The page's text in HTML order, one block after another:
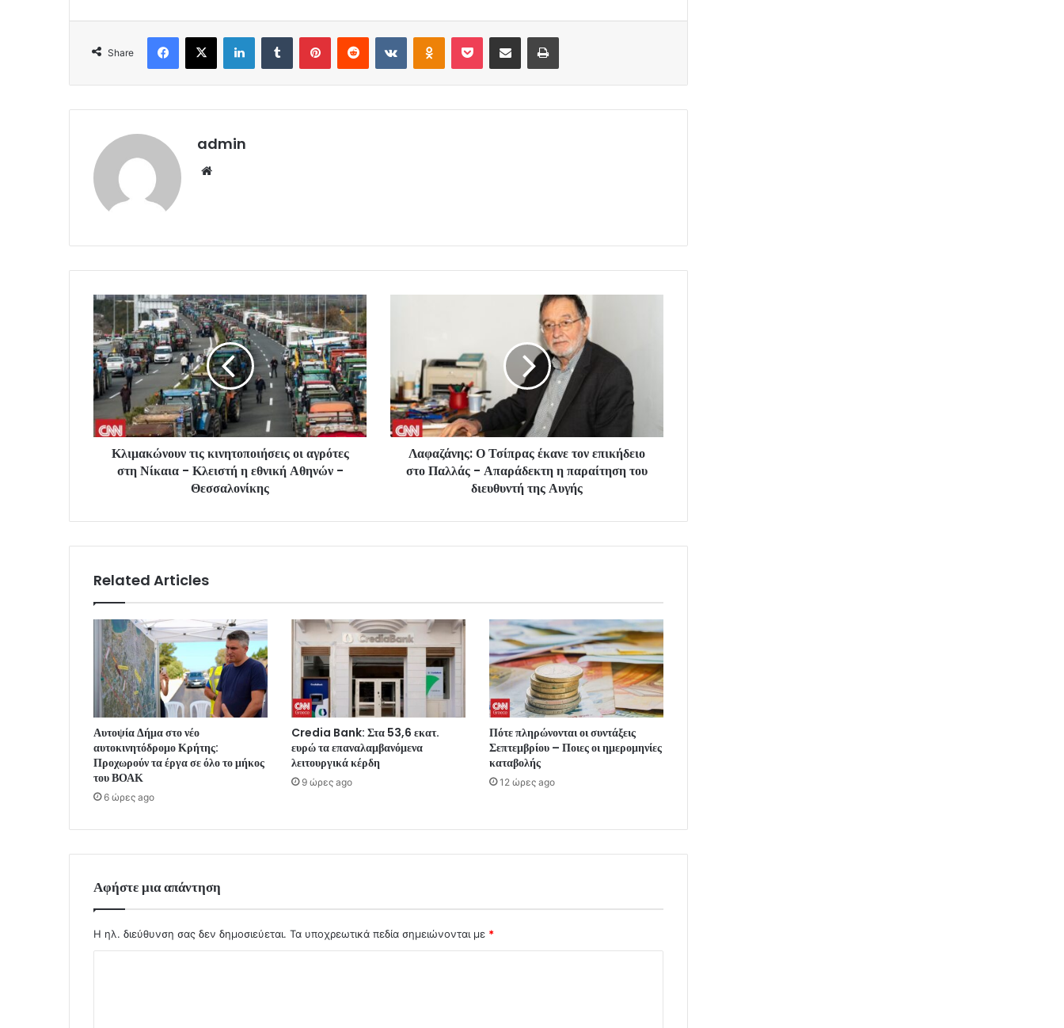
Share
Facebook
X LinkedInTumblr PinterestReddit VKontakteOdnoklassniki
Pocket Share via Email Print
admin
Κλιμακώνουν τις κινητοποιήσεις οι αγρότες
στη Νίκαια - Κλειστή η εθνική Αθηνών -
Θεσσαλονίκης
Λαφαζάνης: Ο Τσίπρας έκανε τον επικήδειο
στο Παλλάς - Απαράδεκτη η παραίτηση του
διευθυντή της Αυγής
Related Articles
Αυτοψία Δήμα στο νέο
αυτοκινητόδρομο Κρήτης:
Προχωρούν τα έργα σε όλο το μήκος
του ΒΟΑΚ
6 ώρες ago
Credia Bank: Στα 53,6 εκατ.
ευρώ τα επαναλαμβανόμενα
λειτουργικά κέρδη
9 ώρες ago
Πότε πληρώνονται οι συντάξεις
Σεπτεμβρίου – Ποιες οι ημερομηνίες
καταβολής
12 ώρες ago
Αφήστε μια απάντηση
Η ηλ. διεύθυνση σας δεν δημοσιεύεται. Τα υποχρεωτικά πεδία σημειώνονται με *